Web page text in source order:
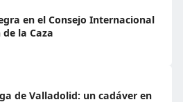
en el Consejo Internacional
la Caza
de Valladolid: un cadáver en